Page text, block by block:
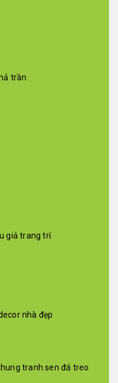
trần
giả trang trí
nhà đẹp
tranh sen đá treo